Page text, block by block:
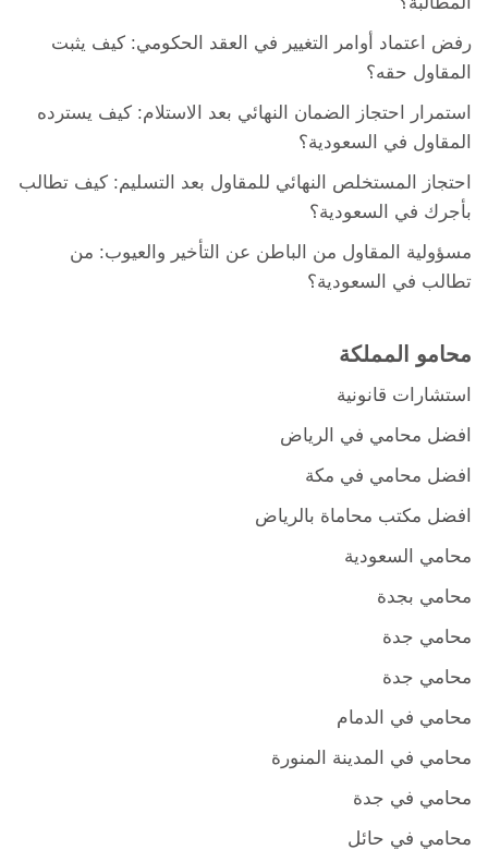
رفض اعتماد أوامر التغيير في العقد الحكومي: كيف يثبت
المقاول حقه؟
استمرار احتجاز الضمان النهائي بعد الاستلام: كيف يسترده
المقاول في السعودية؟
احتجاز المستخلص النهائي للمقاول بعد التسليم: كيف تطالب
بأجرك في السعودية؟
مسؤولية المقاول من الباطن عن التأخير والعيوب: من
تطالب في السعودية؟
محامو المملكة
استشارات قانونية
افضل محامي في الرياض
افضل محامي في مكة
افضل مكتب محاماة بالرياض
محامي السعودية
محامي بجدة
محامي جدة
محامي جدة
محامي في الدمام
محامي في المدينة المنورة
محامي في جدة
محامي في حائل